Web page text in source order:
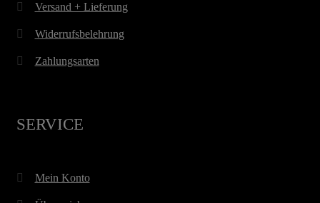
Versand + Lieferung
Widerrufsbelehrung
Zahlungsarten
SERVICE
Mein Konto